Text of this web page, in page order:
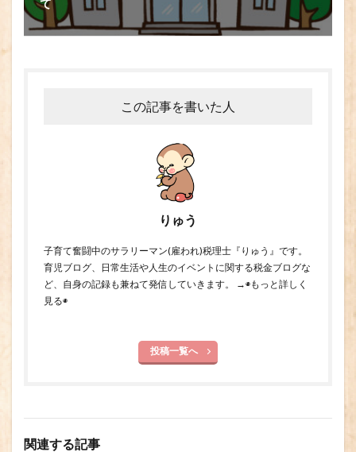
この記事を書いた人
りゅう
子育て奮闘中のサラリーマン(雇われ)税理士『りゅう』です。
育児ブログ、日常生活や人生のイベントに関する税金ブログな
ど、自身の記録も兼ねて発信していきます。 →◉もっと詳しく
見る◉
投稿一覧へ
関連する記事